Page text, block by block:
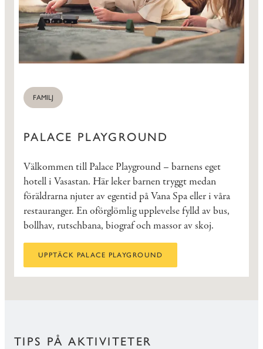
FAMILJ
PALACE PLAYGROUND
Välkommen till Palace Playground – barnens eget
hotell i Vasastan. Här leker barnen tryggt medan
föräldrarna njuter av egentid på Vana Spa eller i våra
restauranger. En oförglömlig upplevelse fylld av bus,
bollhav, rutschbana, biograf och massor av skoj.
UPPTÄCK PALACE PLAYGROUND
TIPS PÅ AKTIVITETER